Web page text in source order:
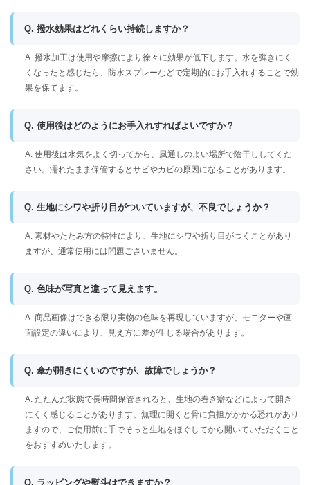
Q. 撥水効果はどれくらい持続しますか？
A. 撥水加工は使用や摩擦により徐々に効果が低下します。水を弾きにく
くなったと感じたら、防水スプレーなどで定期的にお手入れすることで効
果を保てます。
Q. 使用後はどのようにお手入れすればよいですか？
A. 使用後は水気をよく切ってから、風通しのよい場所で陰干ししてくだ
さい。濡れたまま保管するとサビやカビの原因になることがあります。
Q. 生地にシワや折り目がついていますが、不良でしょうか？
A. 素材やたたみ方の特性により、生地にシワや折り目がつくことがあり
ますが、通常使用には問題ございません。
Q. 色味が写真と違って見えます。
A. 商品画像はできる限り実物の色味を再現していますが、モニターや画
面設定の違いにより、見え方に差が生じる場合があります。
Q. 傘が開きにくいのですが、故障でしょうか？
A. たたんだ状態で長時間保管されると、生地の巻き癖などによって開き
にくく感じることがあります。無理に開くと骨に負担がかかる恐れがあり
ますので、ご使用前に手でそっと生地をほぐしてから開いていただくこと
をおすすめいたします。
Q. ラッピングや熨斗はできますか？